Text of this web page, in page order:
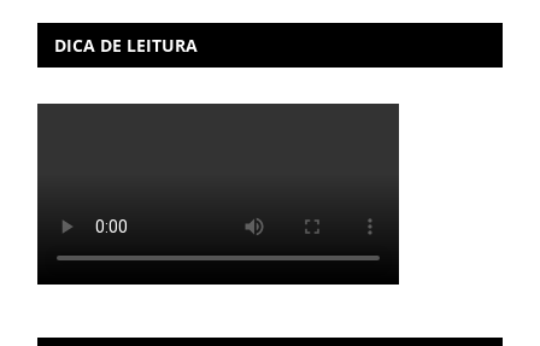
DICA DE LEITURA